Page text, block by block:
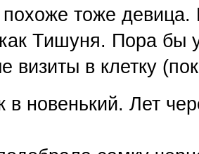
тоже девица.
Тишуня. Пора бы
визиты в клетку
в новенький. Лет